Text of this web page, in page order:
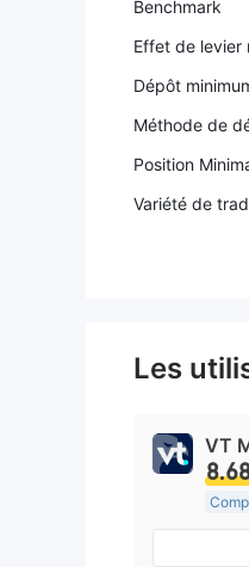
Benchmark
Effet de levier
Dépôt
Méthode de
Position
Variété de
Les
VT